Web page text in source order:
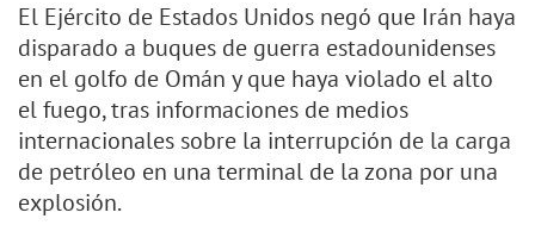
El Ejército de Estados Unidos negó que Irán haya
disparado a buques de guerra estadounidenses
en el golfo de Omán y que haya violado el alto
el fuego, tras informaciones de medios
internacionales sobre la interrupción de la carga
de petróleo en una terminal de la zona por una
explosión.